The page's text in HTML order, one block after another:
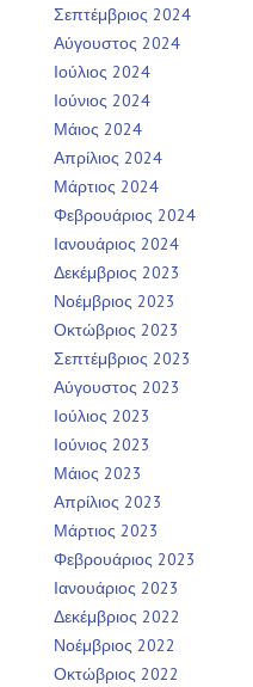
Σεπτέμβριος 2024
Αύγουστος 2024
Ιούλιος 2024
Ιούνιος 2024
Μάιος 2024
Απρίλιος 2024
Μάρτιος 2024
Φεβρουάριος 2024
Ιανουάριος 2024
Δεκέμβριος 2023
Νοέμβριος 2023
Οκτώβριος 2023
Σεπτέμβριος 2023
Αύγουστος 2023
Ιούλιος 2023
Ιούνιος 2023
Μάιος 2023
Απρίλιος 2023
Μάρτιος 2023
Φεβρουάριος 2023
Ιανουάριος 2023
Δεκέμβριος 2022
Νοέμβριος 2022
Οκτώβριος 2022